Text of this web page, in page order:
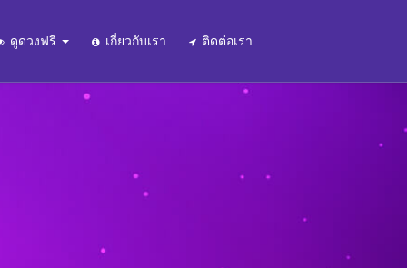
ดูดวงฟรี เกี่ยวกับเรา ติดต่อเรา